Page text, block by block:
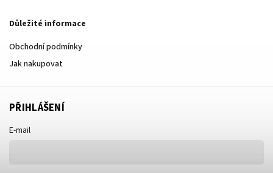
Důležité informace
Obchodní podmínky
Jak nakupovat
PŘIHLÁŠENÍ
E-mail